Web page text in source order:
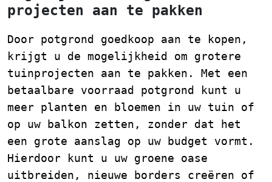
projecten aan te pakken
Door potgrond goedkoop aan te kopen,
krijgt u de mogelijkheid om grotere
tuinprojecten aan te pakken. Met een
betaalbare voorraad potgrond kunt u
meer planten en bloemen in uw tuin of
op uw balkon zetten, zonder dat het
een grote aanslag op uw budget vormt.
Hierdoor kunt u uw groene oase
uitbreiden, nieuwe borders creëren of